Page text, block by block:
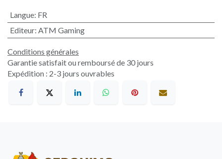
Langue: FR
Editeur: ATM Gaming
Conditions générales
Garantie satisfait ou remboursé de 30 jours
Expédition : 2-3 jours ouvrables